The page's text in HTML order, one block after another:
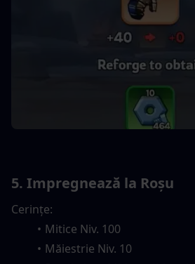
5. Impregnează la Roșu
Cerințe:
Mitice Niv. 100
Măiestrie Niv. 10